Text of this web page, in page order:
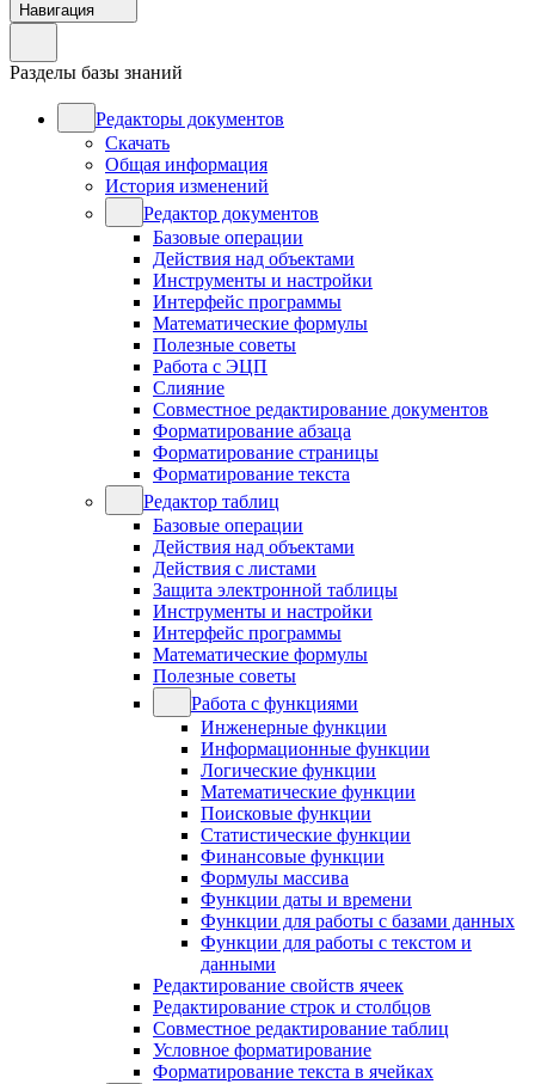
Навигация
Разделы базы знаний
Редакторы документов
Скачать
Общая информация
История изменений
Редактор документов
Базовые операции
Действия над объектами
Инструменты и настройки
Интерфейс программы
Математические формулы
Полезные советы
Работа с ЭЦП
Слияние
Совместное редактирование документов
Форматирование абзаца
Форматирование страницы
Форматирование текста
Редактор таблиц
Базовые операции
Действия над объектами
Действия с листами
Защита электронной таблицы
Инструменты и настройки
Интерфейс программы
Математические формулы
Полезные советы
Работа с функциями
Инженерные функции
Информационные функции
Логические функции
Математические функции
Поисковые функции
Статистические функции
Финансовые функции
Формулы массива
Функции даты и времени
Функции для работы с базами данных
Функции для работы с текстом и
данными
Редактирование свойств ячеек
Редактирование строк и столбцов
Совместное редактирование таблиц
Условное форматирование
Форматирование текста в ячейках